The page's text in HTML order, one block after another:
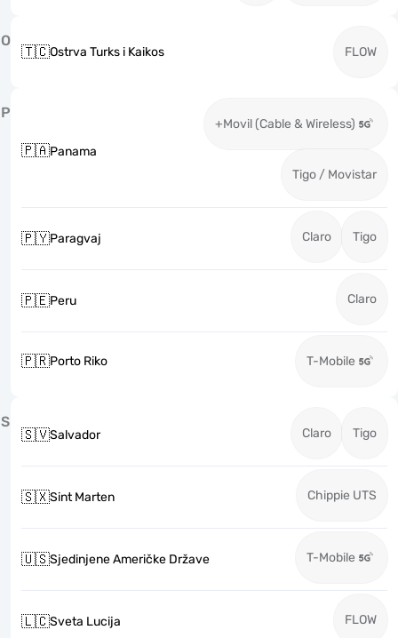
O
🇹🇨Ostrva Turks i Kaikos FLOW
P
🇵🇦Panama
+Movil (Cable & Wireless)
Tigo / Movistar
🇵🇾Paragvaj Claro Tigo
🇵🇪Peru Claro
🇵🇷Porto Riko T-Mobile
S
🇸🇻Salvador Claro Tigo
🇸🇽Sint Marten Chippie UTS
🇺🇸Sjedinjene Američke Države T-Mobile
🇱🇨Sveta Lucija FLOW